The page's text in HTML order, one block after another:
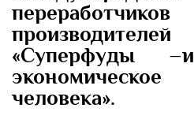
«Суперфуды
человека».